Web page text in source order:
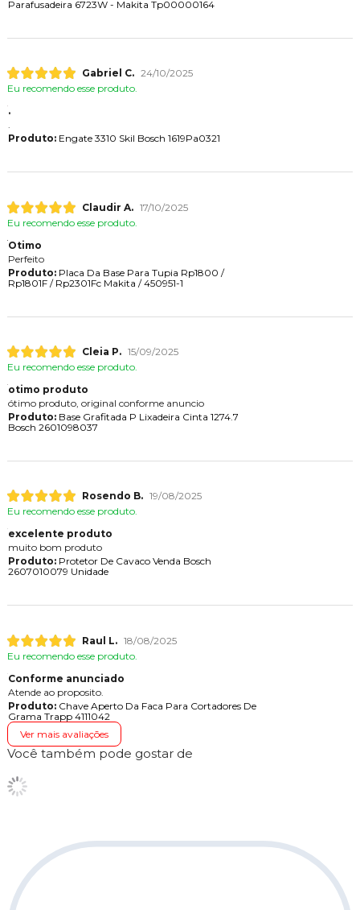
Parafusadeira 6723W - Makita Tp00000164
Gabriel C. 24/10/2025
Eu recomendo esse produto.
.
.
Produto:Engate 3310 Skil Bosch 1619Pa0321
Claudir A. 17/10/2025
Eu recomendo esse produto.
Otimo
Perfeito
Produto:Placa Da Base Para Tupia Rp1800 /
Rp1801F / Rp2301Fc Makita / 450951-1
Cleia P. 15/09/2025
Eu recomendo esse produto.
otimo produto
ótimo produto, original conforme anuncio
Produto:Base Grafitada P Lixadeira Cinta 1274.7
Bosch 2601098037
Rosendo B. 19/08/2025
Eu recomendo esse produto.
excelente produto
muito bom produto
Produto:Protetor De Cavaco Venda Bosch
2607010079 Unidade
Raul L. 18/08/2025
Eu recomendo esse produto.
Conforme anunciado
Atende ao proposito.
Produto:Chave Aperto Da Faca Para Cortadores De
Grama Trapp 4111042
Ver mais avaliações
Você também pode gostar de